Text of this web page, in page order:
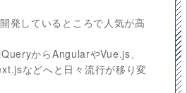
発しているところで人気が高
からAngularやVue.js、
などへと日々流行が移り変